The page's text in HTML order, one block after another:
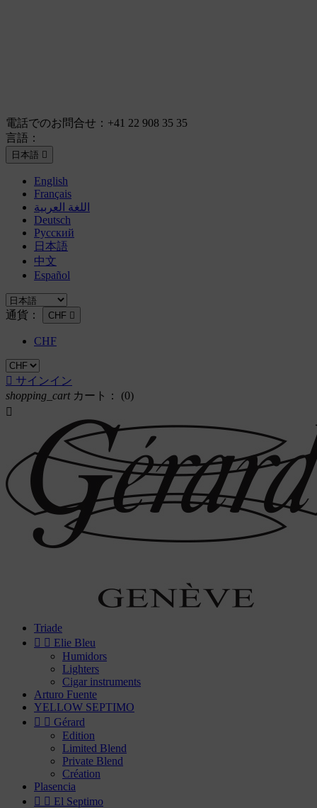
電話でのお問合せ： +41 22 908 35 35
言語：
日本語 
English
Français
اللغة العربية
Deutsch
Русский
日本語
中文
Español
通貨： CHF 
CHF
 サインイン
shopping_cart カート：
(0)

Triade
  Elie Bleu
Humidors
Lighters
Cigar instruments
Arturo Fuente
YELLOW SEPTIMO
  Gérard
Edition
Limited Blend
Private Blend
Création
Plasencia
  El Septimo